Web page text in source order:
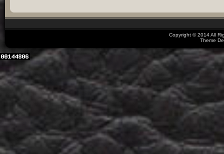
Copyright © 2014 All
Theme